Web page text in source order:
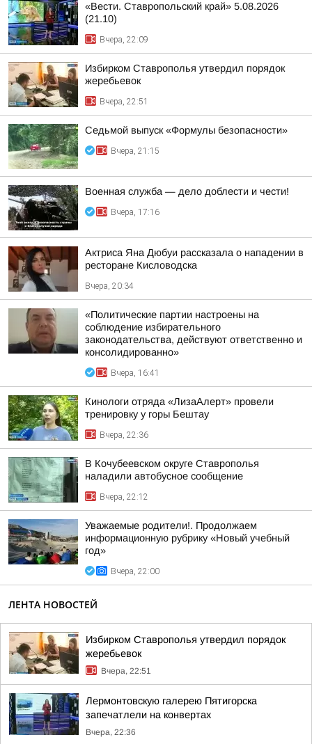
«Вести. Ставропольский край» 5.08.2026
(21.10)
Вчера, 22:09
Избирком Ставрополья утвердил порядок
жеребьевок
Вчера, 22:51
Седьмой выпуск «Формулы безопасности»
Вчера, 21:15
Военная служба — дело доблести и чести!
Вчера, 17:16
Актриса Яна Дюбуи рассказала о нападении в
ресторане Кисловодска
Вчера, 20:34
«Политические партии настроены на
соблюдение избирательного
законодательства, действуют ответственно и
консолидированно»
Вчера, 16:41
Кинологи отряда «ЛизаАлерт» провели
тренировку у горы Бештау
Вчера, 22:36
В Кочубеевском округе Ставрополья
наладили автобусное сообщение
Вчера, 22:12
Уважаемые родители!. Продолжаем
информационную рубрику «Новый учебный
год»
Вчера, 22:00
ЛЕНТА НОВОСТЕЙ
Избирком Ставрополья утвердил порядок
жеребьевок
Вчера, 22:51
Лермонтовскую галерею Пятигорска
запечатлели на конвертах
Вчера, 22:36